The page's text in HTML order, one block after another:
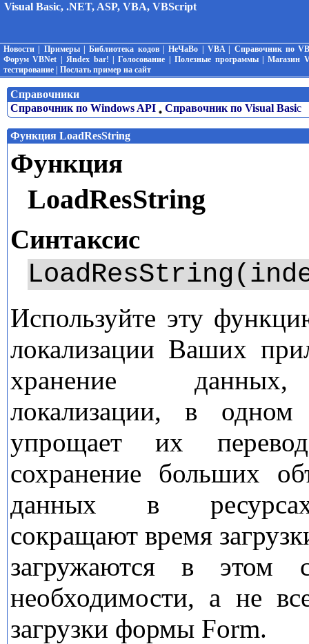
Visual Basic, .NET, ASP, VBA, VBScript
Новости Примеры|Библиотека кодов|НеЧаВо VBA| Справочник по
Форум VBNet |Яndex bar! |Голосование |Полезные программы|Магазин
тестирование
Послать пример на сайт
Справочники
Справочник по Windows API
Справочник по Visual Basic
Функция LoadResString
Функция
LoadResString
Синтаксис
Используйте эту
локализации Ваших
хранение
локализации, в одном
упрощает их
сохранение больших
данных в
сокращают время
загружаются в этом
необходимости, а не
загрузки формы Form.